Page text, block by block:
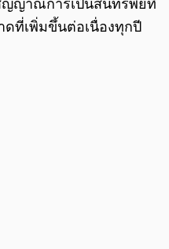
ญญาณการเป็นสินทรัพย์ที่
ที่เพิ่มขึ้นต่อเนื่องทุกปี